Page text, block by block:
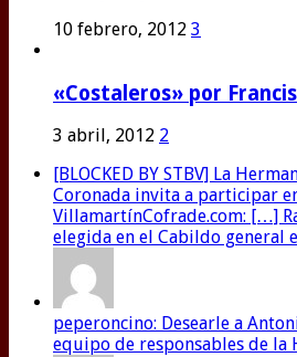
10 febrero, 2012 3
«Costaleros» por
3 abril, 2012 2
[BLOCKED BY STBV] La
Coronada invita a participar
VillamartínCofrade.com: […]
elegida en el Cabildo general
peperoncino: Desearle a
equipo de responsables de la